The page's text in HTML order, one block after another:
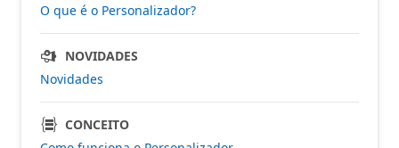
O que é o Personalizador?
NOVIDADES
Novidades
CONCEITO